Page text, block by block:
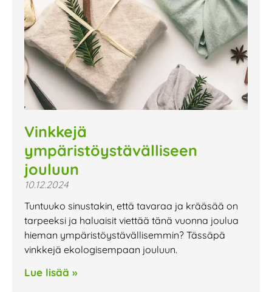
Vinkkejä
ympäristöystävälliseen
jouluun
10.12.2024
Tuntuuko sinustakin, että tavaraa ja krääsää on
tarpeeksi ja haluaisit viettää tänä vuonna joulua
hieman ympäristöystävällisemmin? Tässäpä
vinkkejä ekologisempaan jouluun.
Lue lisää »